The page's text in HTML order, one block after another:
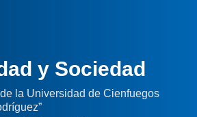
y Sociedad
la Universidad de Cienfuegos